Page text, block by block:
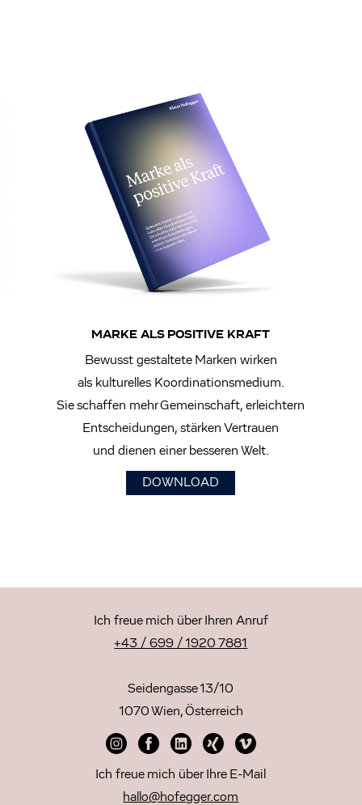
MARKE ALS POSITIVE KRAFT
Bewusst gestaltete Marken wirken
als kulturelles Koordinationsmedium.
Sie schaffen mehr Gemeinschaft, erleichtern
Entscheidungen, stärken Vertrauen
und dienen einer besseren Welt.
DOWNLOAD
Ich freue mich über Ihren Anruf
+43 / 699 / 1920 7881
Seidengasse 13/10
1070 Wien, Österreich
Ich freue mich über Ihre E-Mail
hallo@hofegger.com